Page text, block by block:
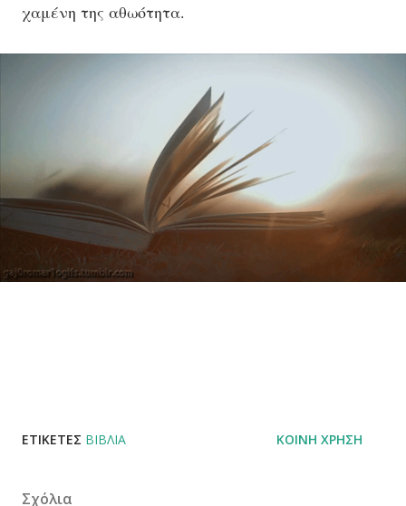
χαμένη της αθωότητα.
ΕΤΙΚΈΤΕΣ ΒΙΒΛΊΑ ΚΟΙΝΉ ΧΡΉΣΗ
Σχόλια